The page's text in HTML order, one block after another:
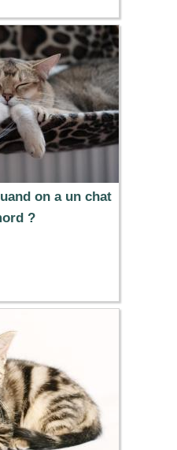
on a un chat
?